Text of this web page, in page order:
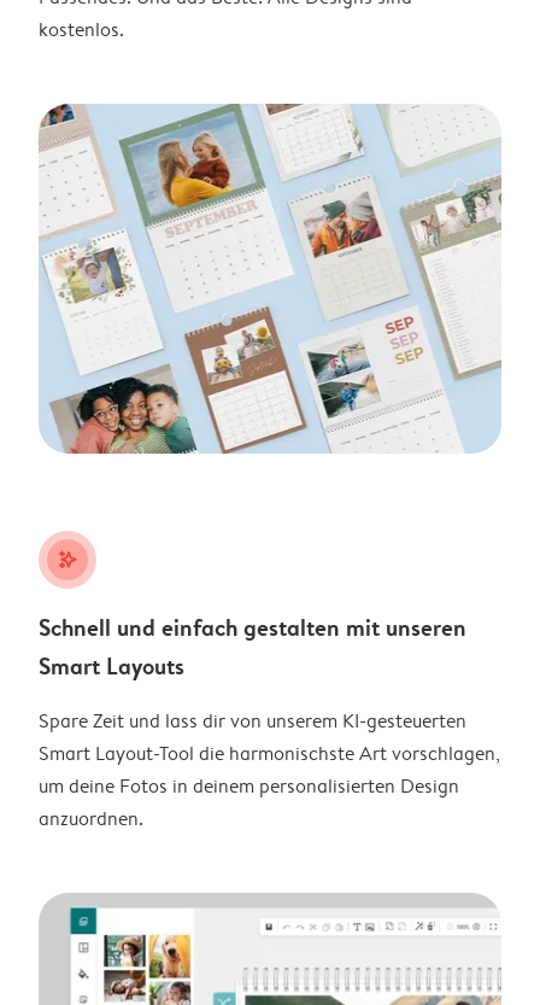
kostenlos.
stars_plus
Schnell und einfach gestalten mit unseren
Smart Layouts
Spare Zeit und lass dir von unserem KI-gesteuerten
Smart Layout-Tool die harmonischste Art vorschlagen,
um deine Fotos in deinem personalisierten Design
anzuordnen.